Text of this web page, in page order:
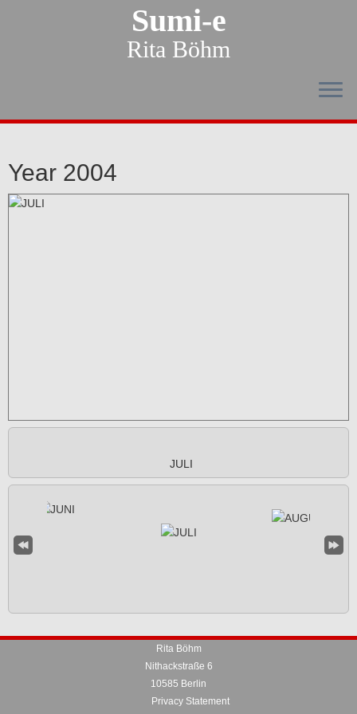
Sumi-e
Rita Böhm
Year 2004
JULI
Rita Böhm
Nithackstraße 6
10585 Berlin
Privacy Statement